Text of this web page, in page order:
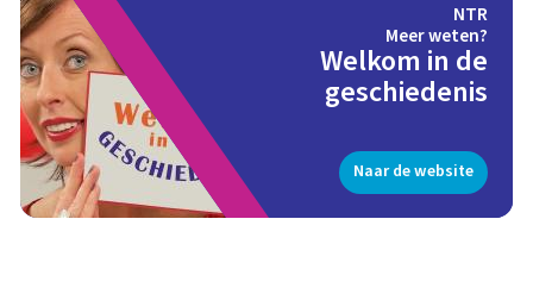
NTR
Meer weten?
Welkom in de
geschiedenis
Naar de website